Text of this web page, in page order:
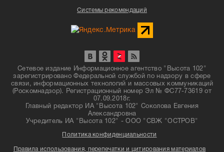
Системы рекомендаций
Сетевое издание Информационное агентство "Высота 102"
зарегистрировано Федеральной службой по надзору в сфере
связи, информационных технологий и массовых коммуникаций
(Роскомнадзор). Регистрационный номер Эл № ФС77-73619 от
07.09.2018г.
Главный редактор ИА "Высота 102" Соколова Евгения
Александровна
Учредитель ИА "Высота 102" - ООО "СВЖ "ОСТРОВ"
Политика конфиденциальности
Правила использования, перепечатки и цитирования материалов